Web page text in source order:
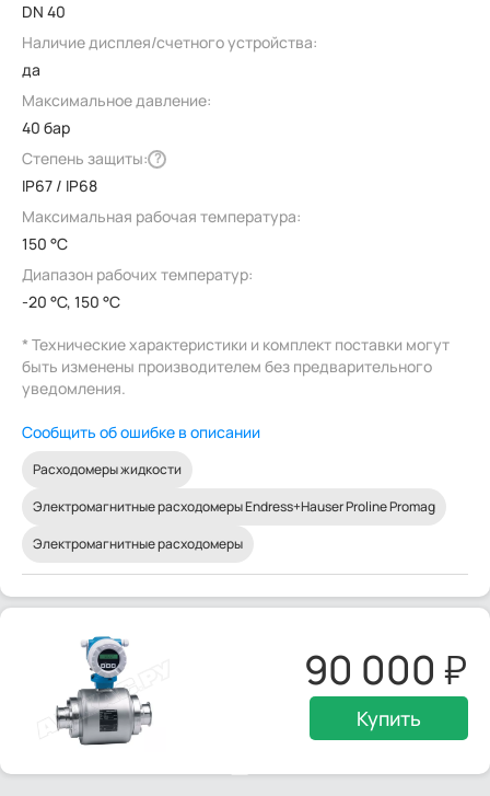
DN 40
Наличие дисплея/счетного устройства:
да
Максимальное давление:
40 бар
Степень защиты: ?
IP67 / IP68
Максимальная рабочая температура:
150 °C
Диапазон рабочих температур:
-20 °C, 150 °C
* Технические характеристики и комплект поставки могут
быть изменены производителем без предварительного
уведомления.
Сообщить об ошибке в описании
Расходомеры жидкости
Электромагнитные расходомеры Endress+Hauser Proline Promag
Электромагнитные расходомеры
90 000
Купить